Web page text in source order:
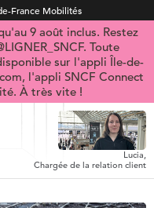
France Mobilités
9 août inclus. Restez
Toute
sur l'appli Île-de-
l'appli SNCF Connect
À très vite !
Lucia,
Chargée de la relation client